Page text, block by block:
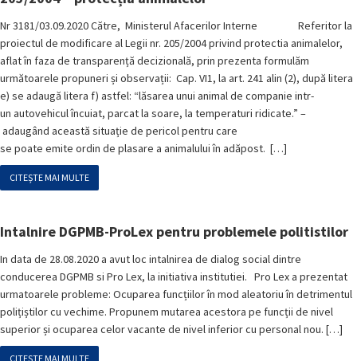
Nr 3181/03.09.2020 Către, Ministerul Afacerilor Interne Referitor la
proiectul de modificare al Legii nr. 205/2004 privind protectia animalelor,
aflat în faza de transparență decizională, prin prezenta formulăm
următoarele propuneri și observații: Cap. VI1, la art. 241 alin (2), după litera
e) se adaugă litera f) astfel: “lăsarea unui animal de companie intr-
un autovehicul încuiat, parcat la soare, la temperaturi ridicate.” –
adaugând această situație de pericol pentru care
se poate emite ordin de plasare a animalului în adăpost. […]
CITEȘTE MAI MULTE
Intalnire DGPMB-ProLex pentru problemele politistilor
In data de 28.08.2020 a avut loc intalnirea de dialog social dintre
conducerea DGPMB si Pro Lex, la initiativa institutiei. Pro Lex a prezentat
urmatoarele probleme: Ocuparea funcțiilor în mod aleatoriu în detrimentul
polițiștilor cu vechime. Propunem mutarea acestora pe funcții de nivel
superior și ocuparea celor vacante de nivel inferior cu personal nou. […]
CITEȘTE MAI MULTE